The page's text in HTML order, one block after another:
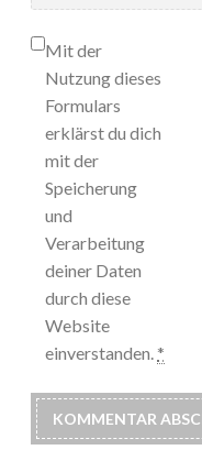
Mit der
Nutzung dieses
Formulars
erklärst du dich
mit der
Speicherung
und
Verarbeitung
deiner Daten
durch diese
Website
einverstanden. *